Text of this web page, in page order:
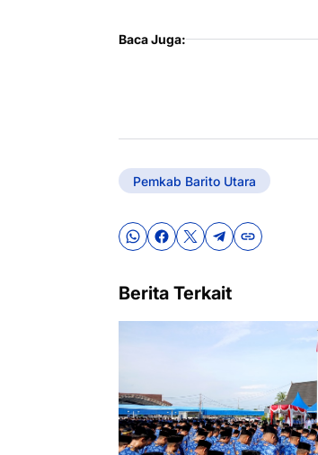
Baca Juga:
Pemkab Barito Utara
Berita Terkait